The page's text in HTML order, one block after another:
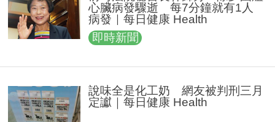
心臟病發驟逝 每7分鐘就有1人
病發｜每日健康 Health
即時新聞
說味全是化工奶 網友被判刑三月
定讞｜每日健康 Health